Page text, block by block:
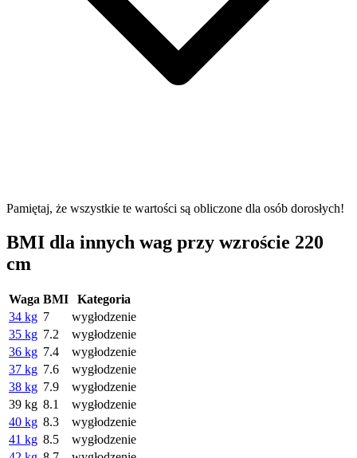
Pamiętaj, że wszystkie te wartości są obliczone dla osób dorosłych!
BMI dla innych wag przy wzroście 220
cm
Waga BMI
Kategoria
34 kg 7
wygłodzenie
35 kg 7.2
wygłodzenie
36 kg 7.4
wygłodzenie
37 kg 7.6
wygłodzenie
38 kg 7.9
wygłodzenie
39 kg 8.1
wygłodzenie
40 kg 8.3
wygłodzenie
41 kg 8.5
wygłodzenie